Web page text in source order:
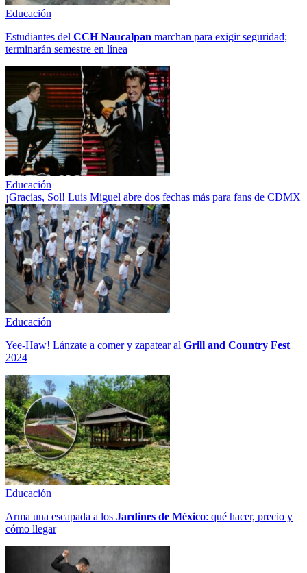
Educación
Estudiantes del CCH Naucalpan marchan para exigir seguridad;
terminarán semestre en línea
Educación
¡Gracias, Sol! Luis Miguel abre dos fechas más para fans de CDMX
Educación
Yee-Haw! Lánzate a comer y zapatear al Grill and Country Fest
2024
Educación
Arma una escapada a los Jardines de México: qué hacer, precio y
cómo llegar